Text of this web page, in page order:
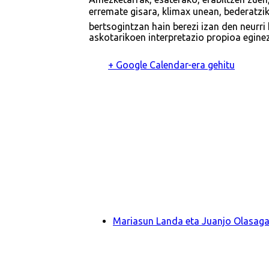
erremate gisara, klimax unean,
bertsogintzan hain berezi izan den
askotarikoen interpretazio propioa
+ Google Calendar-era gehitu
Mariasun Landa eta Juanjo